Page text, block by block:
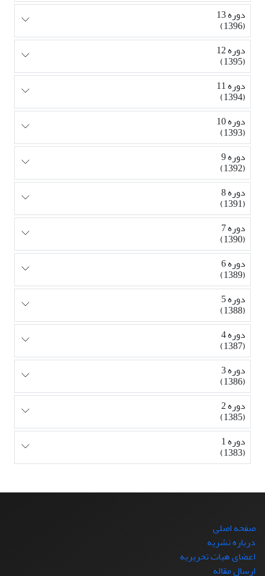
دوره 13
(1396)
دوره 12
(1395)
دوره 11
(1394)
دوره 10
(1393)
دوره 9
(1392)
دوره 8
(1391)
دوره 7
(1390)
دوره 6
(1389)
دوره 5
(1388)
دوره 4
(1387)
دوره 3
(1386)
دوره 2
(1385)
دوره 1
(1383)
صفحه اصلی
درباره نشریه
اعضای هیات تحریریه
ارسال مقاله